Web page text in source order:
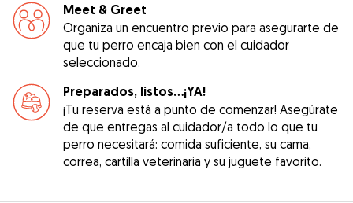
Meet & Greet
Organiza un encuentro previo para asegurarte de
que tu perro encaja bien con el cuidador
seleccionado.
Preparados, listos...¡YA!
¡Tu reserva está a punto de comenzar! Asegúrate
de que entregas al cuidador/a todo lo que tu
perro necesitará: comida suficiente, su cama,
correa, cartilla veterinaria y su juguete favorito.